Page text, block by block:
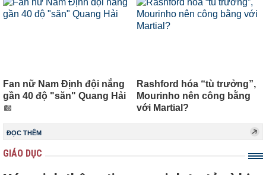
Fan nữ Nam Định đội nắng
gần 40 độ "săn" Quang Hải
Rashford hóa “tù trưởng”,
Mourinho nên công bằng
với Martial?
ĐỌC THÊM
GIÁO DỤC